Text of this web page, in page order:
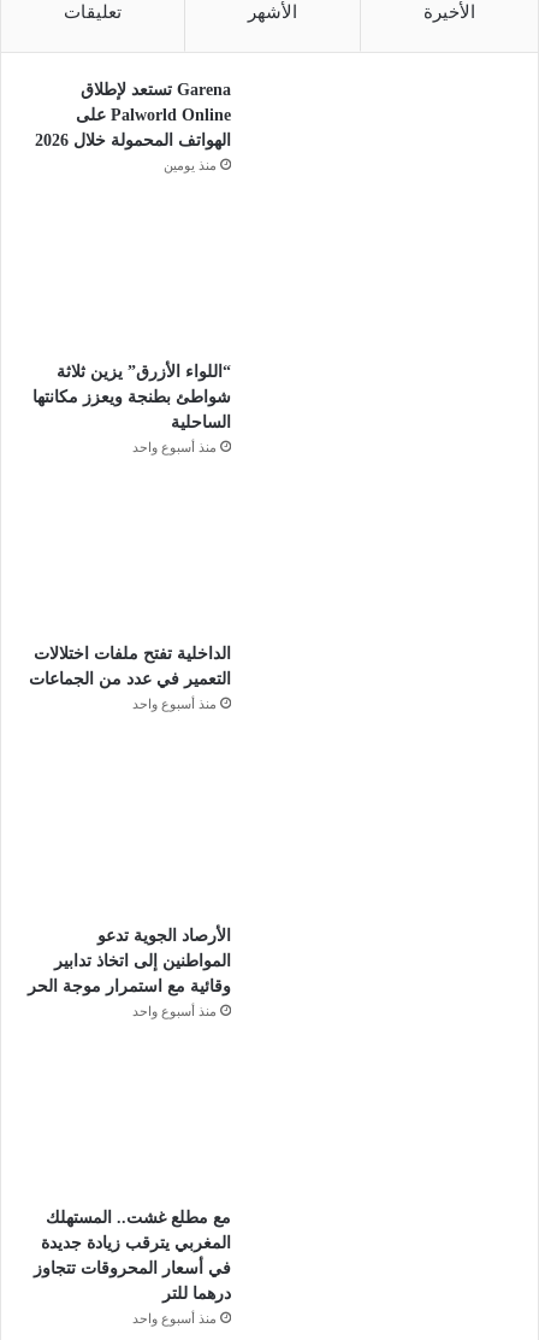
الأخيرة الأشهر تعليقات
Garena تستعد لإطلاق
Palworld Online على
الهواتف المحمولة خلال 2026
منذ يومين
“اللواء الأزرق” يزين ثلاثة
شواطئ بطنجة ويعزز مكانتها
الساحلية
منذ أسبوع واحد
الداخلية تفتح ملفات اختلالات
التعمير في عدد من الجماعات
منذ أسبوع واحد
الأرصاد الجوية تدعو
المواطنين إلى اتخاذ تدابير
وقائية مع استمرار موجة الحر
منذ أسبوع واحد
مع مطلع غشت.. المستهلك
المغربي يترقب زيادة جديدة
في أسعار المحروقات تتجاوز
درهما للتر
منذ أسبوع واحد